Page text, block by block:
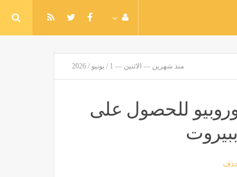
منذ شهرين — الاثنين — 1 / يونيو / 2026
وروبيو للحصول على